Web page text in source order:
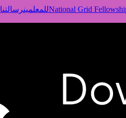
للمعلمينرسالتنا National Grid